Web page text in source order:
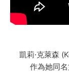
凱莉·克萊森
作為她同